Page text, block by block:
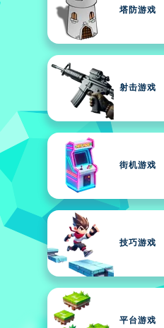
塔防游戏
射击游戏
街机游戏
技巧游戏
平台游戏